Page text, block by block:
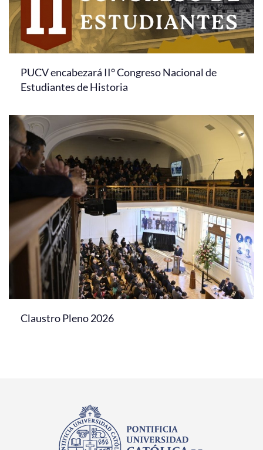
PUCV encabezará II° Congreso Nacional de
Estudiantes de Historia
Claustro Pleno 2026